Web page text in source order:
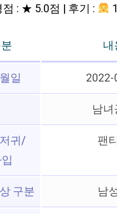
점 : ★ 5.0점 | 후기 :
내
일
남
귀/
팬
구분
남